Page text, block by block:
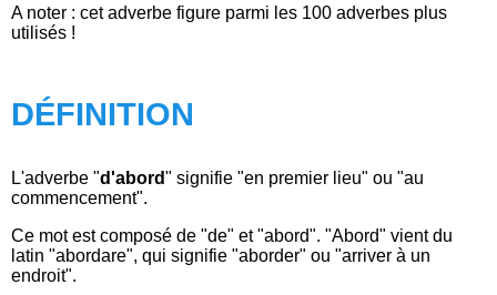
A noter : cet adverbe figure parmi les 100 adverbes plus
utilisés !
DÉFINITION
L'adverbe "d'abord" signifie "en premier lieu" ou "au
commencement".
Ce mot est composé de "de" et "abord". "Abord" vient du
latin "abordare", qui signifie "aborder" ou "arriver à un
endroit".